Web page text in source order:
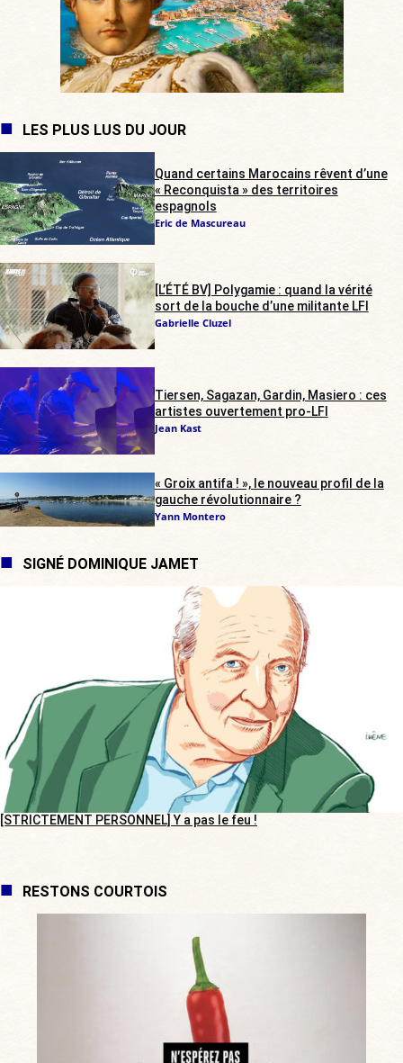
LES PLUS LUS DU JOUR
Quand certains Marocains rêvent d’une
« Reconquista » des territoires
espagnols
Eric de Mascureau
[L’ÉTÉ BV] Polygamie : quand la vérité
sort de la bouche d’une militante LFI
Gabrielle Cluzel
Tiersen, Sagazan, Gardin, Masiero : ces
artistes ouvertement pro-LFI
Jean Kast
« Groix antifa ! », le nouveau profil de la
gauche révolutionnaire ?
Yann Montero
SIGNÉ DOMINIQUE JAMET
[STRICTEMENT PERSONNEL] Y a pas le feu !
RESTONS COURTOIS